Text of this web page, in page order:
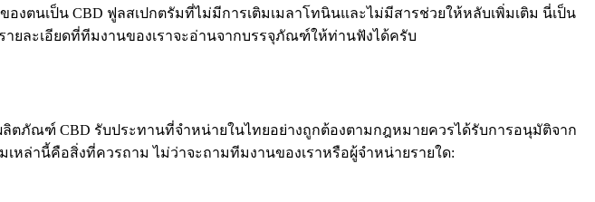
องตนเป็น CBD ฟูลสเปกตรัมที่ไม่มีการเติมเมลาโทนินและไม่มีสารช่วยให้หลับเพิ่มเติม นี่เป็น
ยละเอียดที่ทีมงานของเราจะอ่านจากบรรจุภัณฑ์ให้ท่านฟังได้ครับ
ตภัณฑ์ CBD รับประทานที่จำหน่ายในไทยอย่างถูกต้องตามกฎหมายควรได้รับการอนุมัติจาก
านี้คือสิ่งที่ควรถาม ไม่ว่าจะถามทีมงานของเราหรือผู้จำหน่ายรายใด: